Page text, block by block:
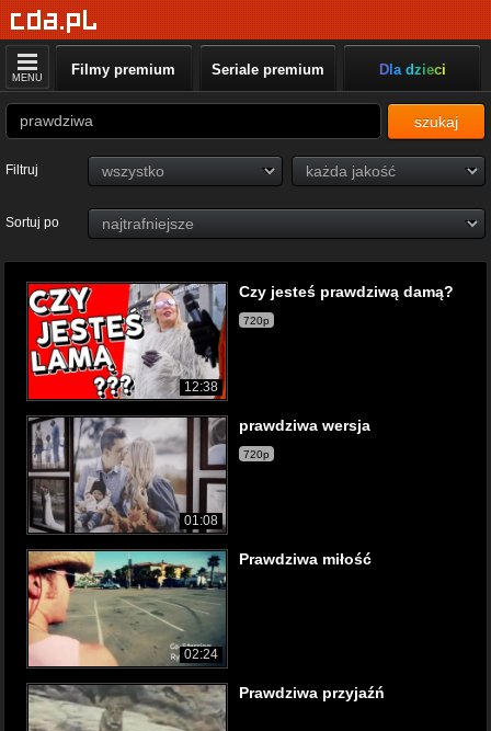
MENU Filmy premium Seriale premium Dla dzieci
szukaj
Filtruj
Sortuj po
12:38
Czy jesteś prawdziwą damą?
720p
01:08
prawdziwa wersja
720p
02:24
Prawdziwa miłość
Prawdziwa przyjaźń